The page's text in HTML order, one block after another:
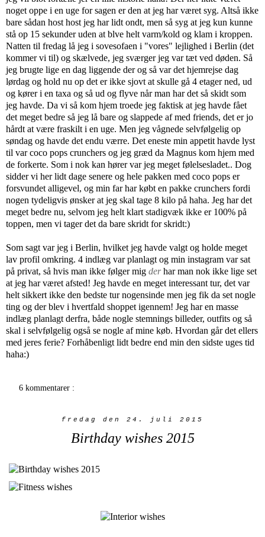
noget oppe i en uge for sagen er den at jeg har været syg. Altså ikke
bare sådan host host jeg har lidt ondt, men så syg at jeg kun kunne
stå op 15 sekunder uden at blve helt varm/kold og klam i kroppen.
Natten til fredag lå jeg i sovesofaen i "vores" lejlighed i Berlin (det
kommer vi til) og skælvede, jeg sværger jeg var tæt ved døden. Så
jeg brugte lige en dag liggende der og så var det hjemrejse dag
lørdag og hold nu op det er ikke sjovt at skulle gå 4 etager ned, ud
og kører i en taxa og så ud og flyve når man har det så skidt som
jeg havde. Da vi så kom hjem troede jeg faktisk at jeg havde fået
det meget bedre så jeg lå bare og slappede af med friends, det er jo
hårdt at være fraskilt i en uge. Men jeg vågnede selvfølgelig op
søndag og havde det endu værre. Det eneste min appetit havde lyst
til var coco pops crunchers og jeg græd da Magnus kom hjem med
de forkerte. Som i nok kan hører var jeg meget følelsesladet.. Dog
sidder vi her lidt dage senere og hele pakken med coco pops er
forsvundet alligevel, og min far har købt en pakke crunchers fordi
nogen tydeligvis ønsker at jeg skal tage 8 kilo på haha. Jeg har det
meget bedre nu, selvom jeg helt klart stadigvæk ikke er 100% på
toppen, men vi tager det da bare skridt for skridt:)
Som sagt var jeg i Berlin, hvilket jeg havde valgt og holde meget
lav profil omkring. 4 indlæg var planlagt og min instagram var sat
på privat, så hvis man ikke følger mig derhar man nok ikke lige set
at jeg har været afsted! Jeg havde en meget interessant tur, det var
helt sikkert ikke den bedste tur nogensinde men jeg fik da set nogle
ting og der blev i hvertfald shoppet igennem! Jeg har en masse
indlæg planlagt derfra, både nogle stemnings billeder, outfits og så
skal i selvfølgelig også se nogle af mine køb. Hvordan går det ellers
med jeres ferie? Forhåbenligt lidt bedre end min den sidste uges tid
haha:)
6 kommentarer :
fredag den 24. juli 2015
Birthday wishes 2015